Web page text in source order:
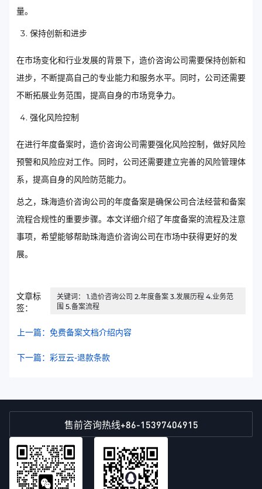
量。
保持创新和进步
在市场变化和行业发展的背景下，造价咨询公司需要保持创新和
进步，不断提高自己的专业能力和服务水平。同时，公司还需要
不断拓展业务范围，提高自身的市场竞争力。
强化风险控制
在进行年度备案时，造价咨询公司需要强化风险控制，做好风险
预警和风险应对工作。同时，公司还需要建立完善的风险管理体
系，提高自身的风险防范能力。
总之，珠海造价咨询公司的年度备案是确保公司合法经营和备案
流程合规性的重要步骤。本文详细介绍了年度备案的流程及注意
事项，希望能够帮助珠海造价咨询公司在市场中获得更好的发
展。
文章标
签：
关键词： 1.造价咨询公司 2.年度备案 3.发展历程 4.业务范
围 5.备案流程
上一篇：免费备案文档介绍内容
下一篇：彩豆云-退款条款
售前咨询热线+86-15397404915